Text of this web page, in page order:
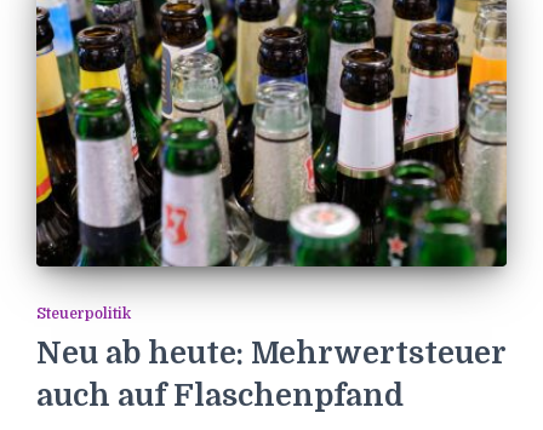
Steuerpolitik
Neu ab heute: Mehrwertsteuer
auch auf Flaschenpfand